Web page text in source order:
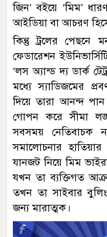
জিন’ বইয়ে ‘মিম’
আইডিয়া বা আচরণ
কিন্তু ট্রলের পেছনে
ফেডারেশন
‘লস অ্যান্ড দ্য ডার্ক
মধ্যে স্যাডিজমের
দিয়ে তারা আনন্দ
গোপন করে সীমা
সবসময় নেতিবাচক
সমালোচনার হাতিয়ার
যানজট নিয়ে মিম
যখন তা ব্যক্তিগত
তখন তা সাইবার
জন্য মারাত্মক।